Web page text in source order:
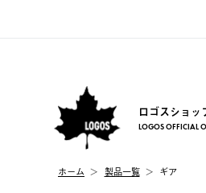
ロゴスショッ
LOGOS OFFICIAL
ホーム 製品一覧 ギア